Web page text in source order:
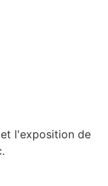
l'exposition de